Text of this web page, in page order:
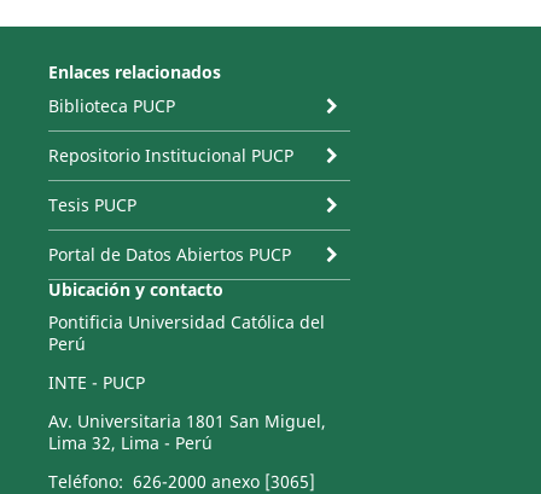
Enlaces relacionados
Biblioteca PUCP
Repositorio Institucional PUCP
Tesis PUCP
Portal de Datos Abiertos PUCP
Ubicación y contacto
Pontificia Universidad Católica del
Perú
INTE - PUCP
Av. Universitaria 1801 San Miguel,
Lima 32, Lima - Perú
Teléfono: 626-2000 anexo [3065]